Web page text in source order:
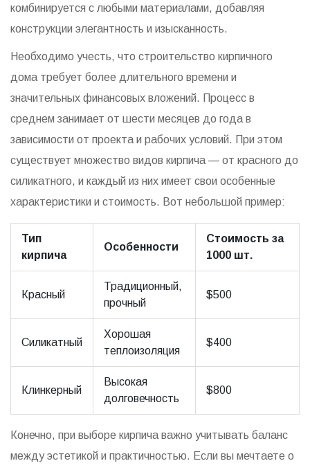
комбинируется с любыми материалами, добавляя
конструкции элегантность и изысканность.
Необходимо учесть, что строительство кирпичного
дома требует более длительного времени и
значительных финансовых вложений. Процесс в
среднем занимает от шести месяцев до года в
зависимости от проекта и рабочих условий. При этом
существует множество видов кирпича — от красного до
силикатного, и каждый из них имеет свои особенные
характеристики и стоимость. Вот небольшой пример:
Тип
кирпича
Особенности
Стоимость за
1000 шт.
Красный
Традиционный,
прочный
$500
Силикатный
Хорошая
теплоизоляция
$400
Клинкерный
Высокая
долговечность
$800
Конечно, при выборе кирпича важно учитывать баланс
между эстетикой и практичностью. Если вы мечтаете о